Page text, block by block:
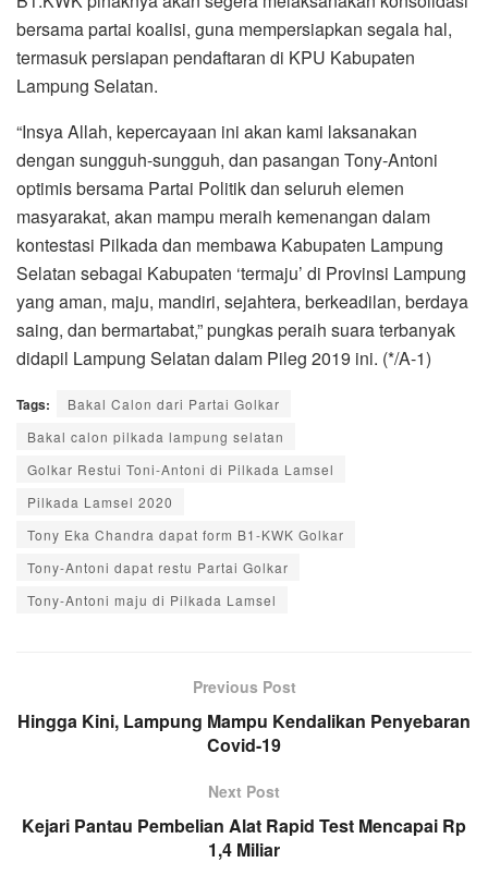
bersama partai koalisi, guna mempersiapkan segala hal,
termasuk persiapan pendaftaran di KPU Kabupaten
Lampung Selatan.
“Insya Allah, kepercayaan ini akan kami laksanakan
dengan sungguh-sungguh, dan pasangan Tony-Antoni
optimis bersama Partai Politik dan seluruh elemen
masyarakat, akan mampu meraih kemenangan dalam
kontestasi Pilkada dan membawa Kabupaten Lampung
Selatan sebagai Kabupaten ‘termaju’ di Provinsi Lampung
yang aman, maju, mandiri, sejahtera, berkeadilan, berdaya
saing, dan bermartabat,” pungkas peraih suara terbanyak
didapil Lampung Selatan dalam Pileg 2019 ini. (*/A-1)
Tags:
Bakal Calon dari Partai Golkar
Bakal calon pilkada lampung selatan
Golkar Restui Toni-Antoni di Pilkada Lamsel
Pilkada Lamsel 2020
Tony Eka Chandra dapat form B1-KWK Golkar
Tony-Antoni dapat restu Partai Golkar
Tony-Antoni maju di Pilkada Lamsel
Previous Post
Hingga Kini, Lampung Mampu Kendalikan Penyebaran
Covid-19
Next Post
Kejari Pantau Pembelian Alat Rapid Test Mencapai Rp
1,4 Miliar